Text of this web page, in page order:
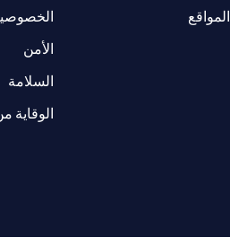
المواقعopens in a new tab
الأمن
السلامة
الوقاية